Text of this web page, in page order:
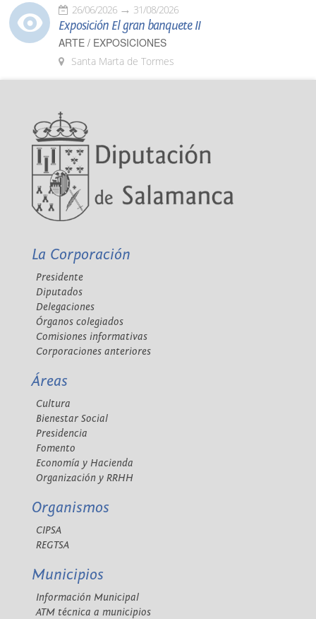
26/06/2026 31/08/2026
Exposición El gran banquete II
ARTE / EXPOSICIONES
Santa Marta de Tormes
La Corporación
Presidente
Diputados
Delegaciones
Órganos colegiados
Comisiones informativas
Corporaciones anteriores
Áreas
Cultura
Bienestar Social
Presidencia
Fomento
Economía y Hacienda
Organización y RRHH
Organismos
CIPSA
REGTSA
Municipios
Información Municipal
ATM técnica a municipios